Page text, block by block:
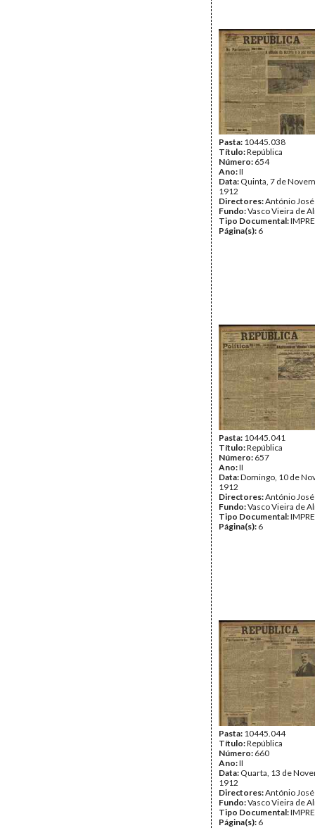
Pasta: 10445.038
Título:República
Número: 654
Ano:II
Data: Quinta, 7 de
1912
Directores:António
Fundo:Vasco Vieira de
Tipo Documental:
Página(s): 6
Pasta: 10445.041
Título:República
Número: 657
Ano:II
Data:Domingo, 10 de
1912
Directores:António
Fundo:Vasco Vieira de
Tipo Documental:
Página(s): 6
Pasta: 10445.044
Título:República
Número: 660
Ano:II
Data: Quarta, 13 de
1912
Directores:António
Fundo:Vasco Vieira de
Tipo Documental:
Página(s): 6